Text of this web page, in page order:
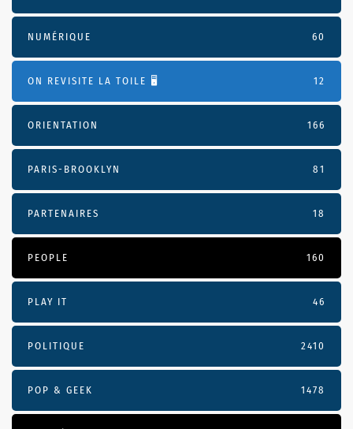
NUMÉRIQUE 60
ON REVISITE LA TOILE 🖥️ 12
ORIENTATION 166
PARIS-BROOKLYN 81
PARTENAIRES 18
PEOPLE 160
PLAY IT 46
POLITIQUE 2410
POP & GEEK 1478